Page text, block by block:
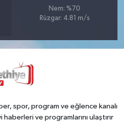
Nem: %70
Rüzgar: 4.81 m/s
spor, program ve eğlence kanalı
ve programlarını ulaştırır